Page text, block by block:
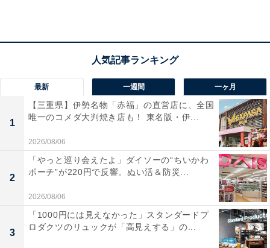
最新 一週間 一ヶ月
1
【三重県】伊勢名物「赤福」の直営店に、全国
唯一のコメダ大判焼き店も！ 東名阪・伊...
2026/08/06
2
「やっと巡り会えたよ」ダイソーの“ちいかわ
ポーチ”が220円で反響。ぬい活＆防災...
2026/08/06
3
「1000円には見えなかった」スタンダードプ
ロダクツのリュックが「高見えする」の...